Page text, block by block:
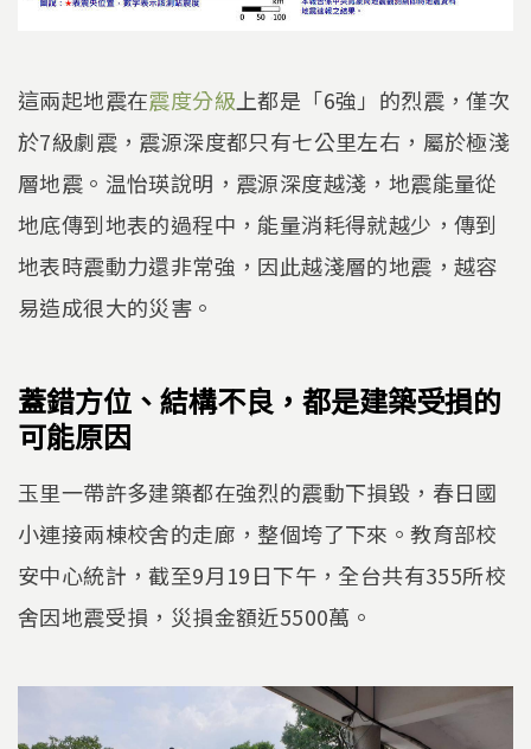
這兩起地震在震度分級 上都是「6強」的烈震，僅次
於7級劇震，震源深度都只有七公里左右，屬於極淺
層地震。温怡瑛說明，震源深度越淺，地震能量從
地底傳到地表的過程中，能量消耗得就越少，傳到
地表時震動力還非常強，因此越淺層的地震，越容
易造成很大的災害。
蓋錯方位、結構不良，都是建築受損的
可能原因
玉里一帶許多建築都在強烈的震動下損毀，春日國
小連接兩棟校舍的走廊，整個垮了下來。教育部校
安中心統計，截至9月19日下午，全台共有355所校
舍因地震受損，災損金額近5500萬。